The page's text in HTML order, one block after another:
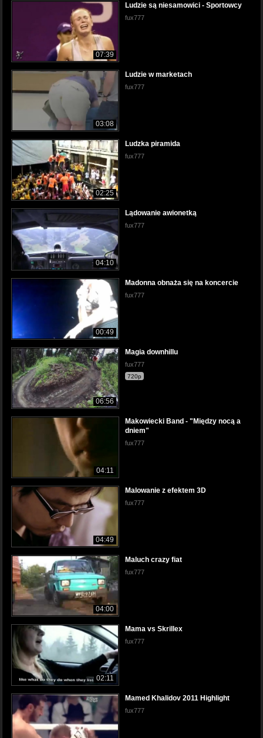
07:39
Ludzie są niesamowici - Sportowcy
fux777
03:08
Ludzie w marketach
fux777
02:25
Ludzka piramida
fux777
04:10
Lądowanie awionetką
fux777
00:49
Madonna obnaża się na koncercie
fux777
06:56
Magia downhillu
fux777
720p
04:11
Makowiecki Band - "Między nocą a
dniem"
fux777
04:49
Malowanie z efektem 3D
fux777
04:00
Maluch crazy fiat
fux777
02:11
Mama vs Skrillex
fux777
Mamed Khalidov 2011 Highlight
fux777